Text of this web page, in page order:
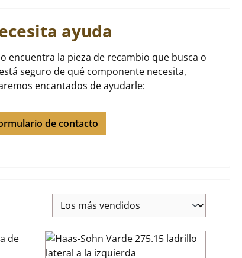
ayuda
encuentra la pieza de recambio que busca o
seguro de qué componente necesita,
encantados de ayudarle:
de contacto